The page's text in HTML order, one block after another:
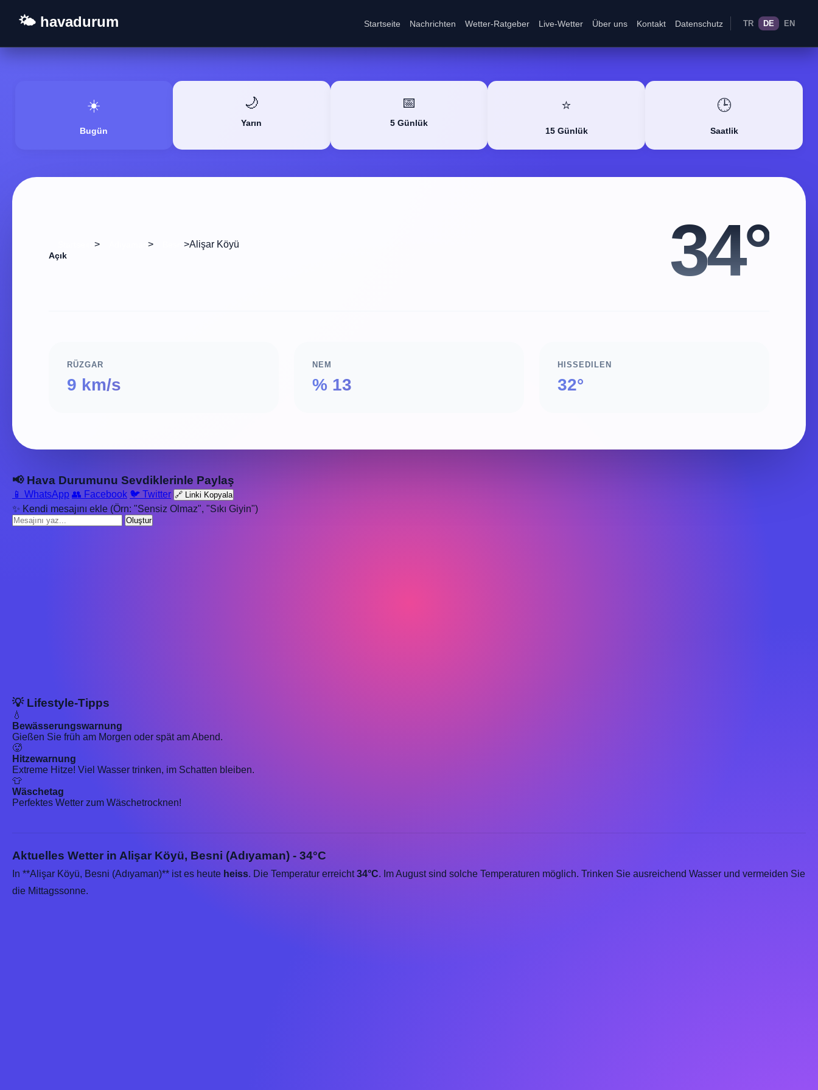
🌤️ havadurum Startseite Nachrichten Wetter-Ratgeber Live-Wetter Über uns Kontakt Datenschutz TR DE EN
☀️
Bugün
🌙
Yarın
📅
5 Günlük
⭐
15 Günlük
🕒
Saatlik
> > >Alişar Köyü
Açık 34°
RÜZGAR
9 km/s
NEM
% 13
HISSEDILEN
32°
📢 Hava Durumunu Sevdiklerinle Paylaş
📱 WhatsApp 👥 Facebook 🐦 Twitter 🔗 Linki Kopyala
✨ Kendi mesajını ekle (Örn: "Sensiz Olmaz", "Sıkı Giyin")
Oluştur
💡 Lifestyle-Tipps
💧
Bewässerungswarnung
Gießen Sie früh am Morgen oder spät am Abend.
🥵
Hitzewarnung
Extreme Hitze! Viel Wasser trinken, im Schatten bleiben.
👕
Wäschetag
Perfektes Wetter zum Wäschetrocknen!
Aktuelles Wetter in Alişar Köyü, Besni (Adıyaman) - 34°C
In **Alişar Köyü, Besni (Adıyaman)** ist es heute heiss. Die Temperatur erreicht34°C. Im August sind solche Temperaturen möglich. Trinken Sie ausreichend Wasser und vermeiden Sie
die Mittagssonne.